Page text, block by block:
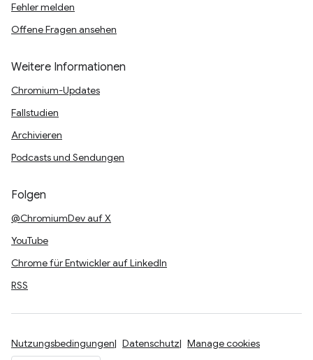
Fehler melden
Offene Fragen ansehen
Weitere Informationen
Chromium-Updates
Fallstudien
Archivieren
Podcasts und Sendungen
Folgen
@ChromiumDev auf X
YouTube
Chrome für Entwickler auf LinkedIn
RSS
Nutzungsbedingungen Datenschutz Manage cookies